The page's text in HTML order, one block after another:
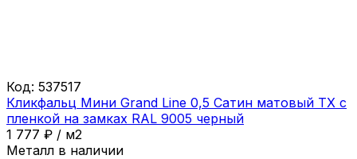
Код: 537517
Кликфальц Мини Grand Line 0,5 Сатин матовый ТХ с
пленкой на замках RAL 9005 черный
1 777 ₽ / м2
Металл в наличии